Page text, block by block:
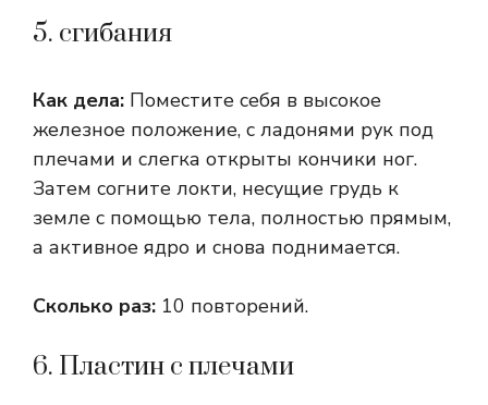
5. сгибания
Как дела: Поместите себя в высокое
железное положение, с ладонями рук под
плечами и слегка открыты кончики ног.
Затем согните локти, несущие грудь к
земле с помощью тела, полностью прямым,
а активное ядро ​​и снова поднимается.
Сколько раз: 10 повторений.
6. Пластин с плечами